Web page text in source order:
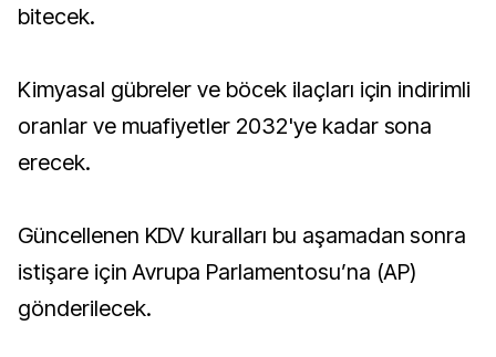
bitecek.
Kimyasal gübreler ve böcek ilaçları için indirimli
oranlar ve muafiyetler 2032'ye kadar sona
erecek.
Güncellenen KDV kuralları bu aşamadan sonra
istişare için Avrupa Parlamentosu’na (AP)
gönderilecek.